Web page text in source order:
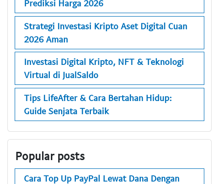
Prediksi Harga 2026
Strategi Investasi Kripto Aset Digital Cuan
2026 Aman
Investasi Digital Kripto, NFT & Teknologi
Virtual di JualSaldo
Tips LifeAfter & Cara Bertahan Hidup:
Guide Senjata Terbaik
Popular posts
Cara Top Up PayPal Lewat Dana Dengan